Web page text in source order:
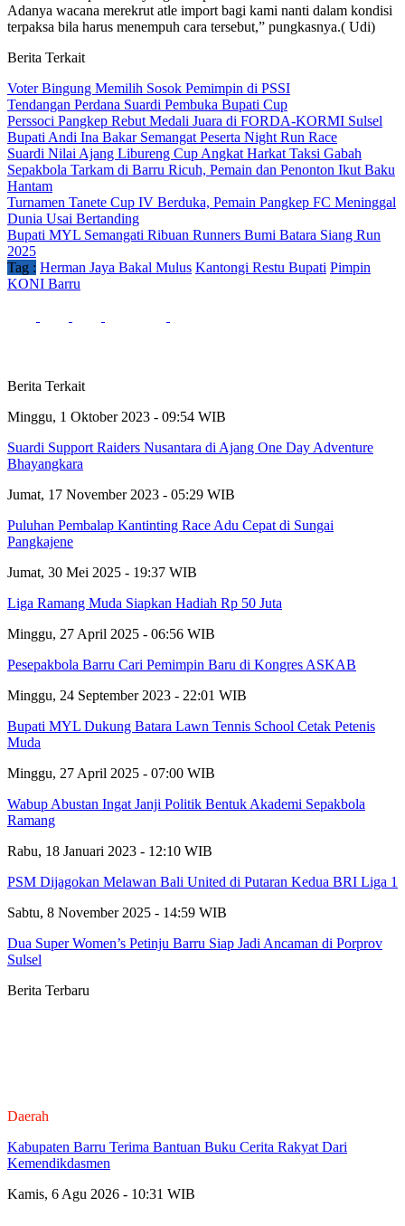
Adanya wacana merekrut atle import bagi kami nanti dalam kondisi
terpaksa bila harus menempuh cara tersebut,” pungkasnya.( Udi)
Berita Terkait
Voter Bingung Memilih Sosok Pemimpin di PSSI
Tendangan Perdana Suardi Pembuka Bupati Cup
Perssoci Pangkep Rebut Medali Juara di FORDA-KORMI Sulsel
Bupati Andi Ina Bakar Semangat Peserta Night Run Race
Suardi Nilai Ajang Libureng Cup Angkat Harkat Taksi Gabah
Sepakbola Tarkam di Barru Ricuh, Pemain dan Penonton Ikut Baku
Hantam
Turnamen Tanete Cup IV Berduka, Pemain Pangkep FC Meninggal
Dunia Usai Bertanding
Bupati MYL Semangati Ribuan Runners Bumi Batara Siang Run
2025
Tag : Herman Jaya Bakal Mulus Kantongi Restu Bupati Pimpin
KONI Barru
Berita Terkait
Minggu, 1 Oktober 2023 - 09:54 WIB
Suardi Support Raiders Nusantara di Ajang One Day Adventure
Bhayangkara
Jumat, 17 November 2023 - 05:29 WIB
Puluhan Pembalap Kantinting Race Adu Cepat di Sungai
Pangkajene
Jumat, 30 Mei 2025 - 19:37 WIB
Liga Ramang Muda Siapkan Hadiah Rp 50 Juta
Minggu, 27 April 2025 - 06:56 WIB
Pesepakbola Barru Cari Pemimpin Baru di Kongres ASKAB
Minggu, 24 September 2023 - 22:01 WIB
Bupati MYL Dukung Batara Lawn Tennis School Cetak Petenis
Muda
Minggu, 27 April 2025 - 07:00 WIB
Wabup Abustan Ingat Janji Politik Bentuk Akademi Sepakbola
Ramang
Rabu, 18 Januari 2023 - 12:10 WIB
PSM Dijagokan Melawan Bali United di Putaran Kedua BRI Liga 1
Sabtu, 8 November 2025 - 14:59 WIB
Dua Super Women’s Petinju Barru Siap Jadi Ancaman di Porprov
Sulsel
Berita Terbaru
Daerah
Kabupaten Barru Terima Bantuan Buku Cerita Rakyat Dari
Kemendikdasmen
Kamis, 6 Agu 2026 - 10:31 WIB